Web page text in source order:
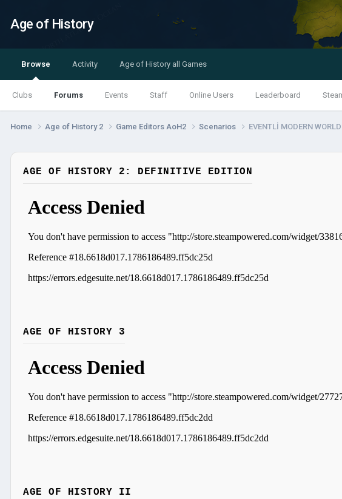
Age of History
Browse
Clubs Forums Events Staff Online Users Leaderboard
Activity Age of History all Games
Home Age of History 2 Game Editors AoH2 Scenarios EVENTLİ MODERN
AGE OF HISTORY 2: DEFINITIVE EDITION
AGE OF HISTORY 3
AGE OF HISTORY II